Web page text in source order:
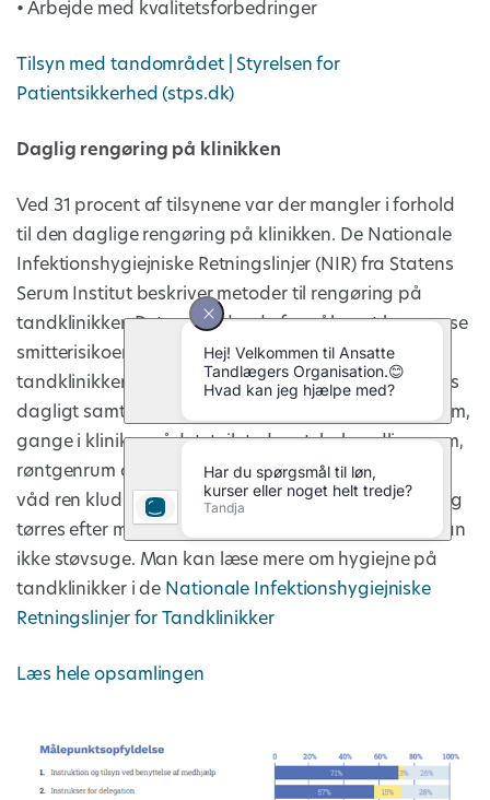
• Arbejde med kvalitetsforbedringer
Tilsyn med tandområdet | Styrelsen for
Patientsikkerhed (stps.dk)
Daglig rengøring på klinikken
Ved 31 procent af tilsynene var der mangler i forhold
til den daglige rengøring på klinikken. De Nationale
Infektionshygiejniske Retningslinjer (NIR) fra Statens
Serum Institut beskriver metoder til rengøring på
tandklinikker. Det overordnede formål er at begrænse
smitterisikoen for patienter og personale. For
tandklinikker indebærer det bl.a., at lokaler rengøres
dagligt samt ved synlig forurening. Tandtekniske rum,
gange i klinikområdet, toilet, depot, behandlingsrum,
røntgenrum og rum til sterilisation rengøres med en
våd ren klud og rent vand tilsat rengøringsmiddel og
tørres efter med ren, tør klud. I disse områder må man
ikke støvsuge. Man kan læse mere om hygiejne på
tandklinikker i de Nationale Infektionshygiejniske
Retningslinjer for Tandklinikker
Læs hele opsamlingen